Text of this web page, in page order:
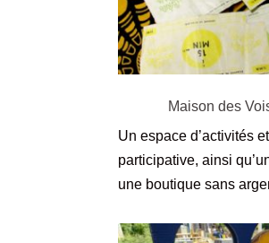
Maison des
Un espace d’activités
participative, ainsi
une boutique sans